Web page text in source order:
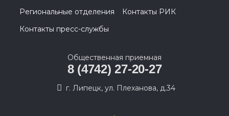
Региональные отделения
Контакты РИК
Контакты пресс-службы
Общественная приемная
8 (4742) 27-20-27
г. Липецк, ул. Плеханова, д.34